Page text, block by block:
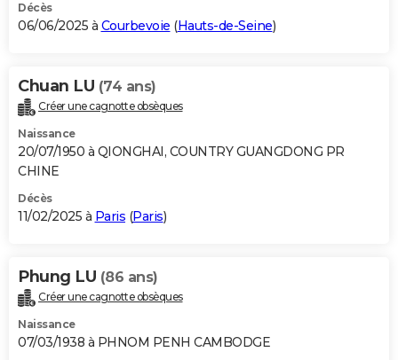
Décès
06/06/2025 à Courbevoie (Hauts-de-Seine)
Chuan LU (74 ans)
Créer une cagnotte obsèques
Naissance
20/07/1950 à QIONGHAI, COUNTRY GUANGDONG PR
CHINE
Décès
11/02/2025 à Paris (Paris)
Phung LU (86 ans)
Créer une cagnotte obsèques
Naissance
07/03/1938 à PHNOM PENH CAMBODGE